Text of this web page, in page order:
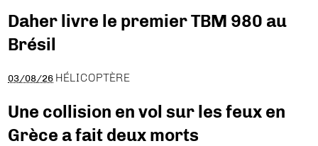
Daher livre le premier TBM 980 au
Brésil
03/08/26 HÉLICOPTÈRE
Une collision en vol sur les feux en
Grèce a fait deux morts